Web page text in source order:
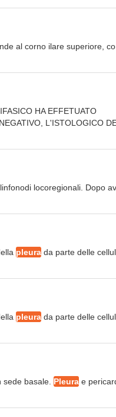
al corno ilare superiore,
HA EFFETUATO
L'ISTOLOGICO
locoregionali. Dopo
pleura da parte delle
pleura da parte delle
basale. Pleura e